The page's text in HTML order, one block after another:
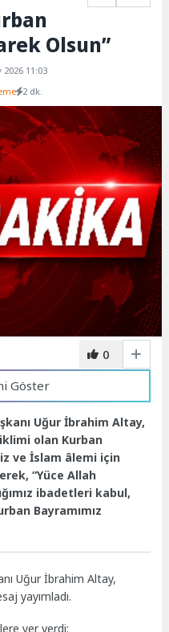
Olsun”
2026 11:03
2 dk.
0
Göster
Uğur İbrahim Altay,
olan Kurban
ve İslam âlemi için
“Yüce Allah
ibadetleri kabul,
Bayramımız
Uğur İbrahim Altay,
yayımladı.
yer verdi: